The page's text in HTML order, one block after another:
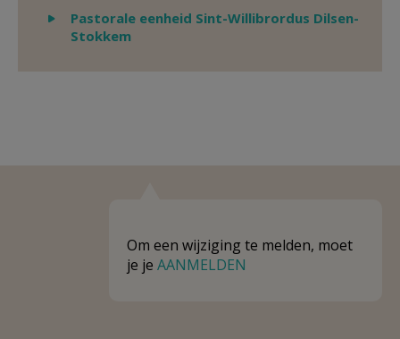
Weergeven
Pastorale eenheid Sint-Willibrordus Dilsen-
Stokkem
Om een wijziging te melden, moet
je je AANMELDEN